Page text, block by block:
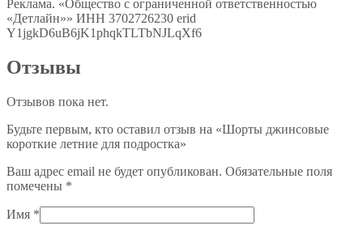
Реклама. «Общество с ограниченной ответственностью
«Детлайн»» ИНН 3702726230 erid
Y1jgkD6uB6jK1phqkTLTbNJLqXf6
Отзывы
Отзывов пока нет.
Будьте первым, кто оставил отзыв на «Шорты джинсовые
короткие летние для подростка»
Ваш адрес email не будет опубликован. Обязательные поля
помечены *
Имя *